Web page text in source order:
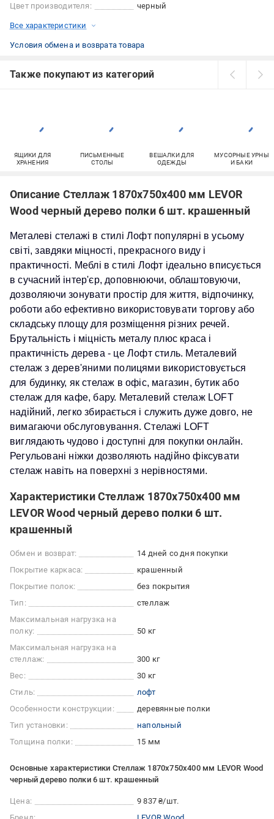
Цвет производителя:
черный
Все характеристики
Условия обмена и возврата товара
Также покупают из категорий
ЯЩИКИ ДЛЯ
ХРАНЕНИЯ
ПИСЬМЕННЫЕ
СТОЛЫ
ВЕШАЛКИ ДЛЯ
ОДЕЖДЫ
МУСОРНЫЕ УРНЫ
И БАКИ
Описание Стеллаж 1870x750x400 мм LEVOR
Wood черный дерево полки 6 шт. крашенный
Металеві стелажі в стилі Лофт популярні в усьому
світі, завдяки міцності, прекрасного виду і
практичності. Меблі в стилі Лофт ідеально вписується
в сучасний інтер'єр, доповнюючи, облаштовуючи,
дозволяючи зонувати простір для життя, відпочинку,
роботи або ефективно використовувати торгову або
складську площу для розміщення різних речей.
Брутальність і міцність металу плюс краса і
практичність дерева - це Лофт стиль. Металевий
стелаж з дерев'яними полицями використовується
для будинку, як стелаж в офіс, магазин, бутик або
стелаж для кафе, бару. Металевий стелаж LOFT
надійний, легко збирається і служить дуже довго, не
вимагаючи обслуговування. Стелажі LOFT
виглядають чудово і доступні для покупки онлайн.
Регульовані ніжки дозволяють надійно фіксувати
стелаж навіть на поверхні з нерівностями.
Характеристики Стеллаж 1870x750x400 мм
LEVOR Wood черный дерево полки 6 шт.
крашенный
Обмен и возврат:
14 дней со дня покупки
Покрытие каркаса:
крашенный
Покрытие полок:
без покрытия
Тип:
стеллаж
Максимальная нагрузка на
полку:
50 кг
Максимальная нагрузка на
стеллаж:
300 кг
Вес:
30 кг
Стиль:
лофт
Особенности конструкции:
деревянные полки
Тип установки:
напольный
Толщина полки:
15 мм
Основные характеристики Стеллаж 1870x750x400 мм LEVOR Wood
черный дерево полки 6 шт. крашенный
Цена:
9 837 ₴/шт.